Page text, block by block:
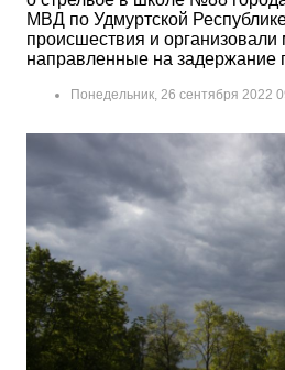
МВД по Удмуртской
происшествия и организовали
направленные на задержание
Понедельник, 26 сентября 2022